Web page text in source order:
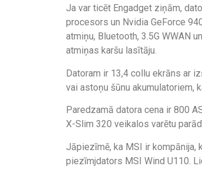
Ja var ticēt Engadget ziņām,
procesors un Nvidia GeForce
atmiņu, Bluetooth, 3.5G WWAN
atmiņas karšu lasītāju.
Datoram ir 13,4 collu ekrāns ar
vai astoņu šūnu akumulatoriem,
Paredzamā datora cena ir 800
X-Slim 320 veikalos varētu
Jāpiezīmē, ka MSI ir kompānija,
piezīmjdators MSI Wind U110.